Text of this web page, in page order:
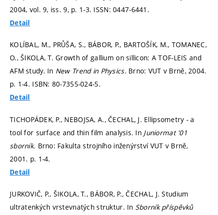
2004, vol. 9, iss. 9, p. 1-3. ISSN: 0447-6441.
Detail
KOLÍBAL, M., PRŮŠA, S., BÁBOR, P., BARTOŠÍK, M., TOMANEC,
O., ŠIKOLA, T. Growth of gallium on sillicon: A TOF-LEIS and
AFM study. In New Trend in Physics. Brno: VUT v Brně, 2004.
p. 1-4. ISBN: 80-7355-024-5.
Detail
TICHOPÁDEK, P., NEBOJSA, A., ČECHAL, J. Ellipsometry - a
tool for surface and thin film analysis. In Juniormat '01
sborník. Brno: Fakulta strojního inženýrství VUT v Brně,
2001. p. 1-4.
Detail
JURKOVIČ, P., ŠIKOLA, T., BÁBOR, P., ČECHAL, J. Studium
ultratenkých vrstevnatých struktur. In Sborník příspěvků